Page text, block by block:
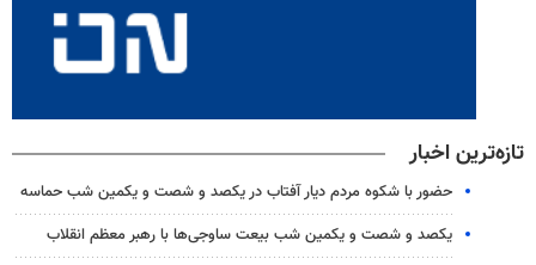
تازه‌ترین اخبار
حضور با شکوه مردم دیار آفتاب در یکصد و شصت و یکمین شب حماسه
یکصد و شصت و یکمین شب بیعت ساوجی‌ها با رهبر معظم انقلاب